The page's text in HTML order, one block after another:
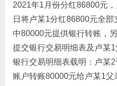
2021年1月份分红86800元
日将卢某1分红86800元全
中80000元提供银行转账，
提交银行交易明细表及卢某1
银行交易明细表载明：卢某
账户转账80000元给卢某1父